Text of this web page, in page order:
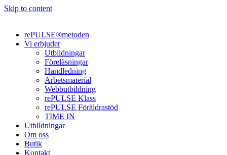
Skip to content
rePULSE®metoden
Vi erbjuder
Utbildningar
Föreläsningar
Handledning
Arbetsmaterial
Webbutbildning
rePULSE Klass
rePULSE Föräldrastöd
TIME IN
Utbildningar
Om oss
Butik
Kontakt